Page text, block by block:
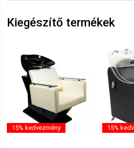
Legyen Tiéd az első!
Kiegészítő termékek
15% kedvezmény 15%